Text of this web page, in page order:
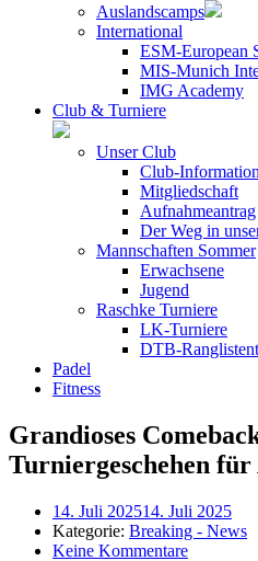
Auslandscamps
International
ESM-European
MIS-Munich
IMG Academy
Club & Turniere
Unser Club
Club-
Mitgliedschaft
Aufnahmeantrag
Der Weg in
Mannschaften Sommer
Erwachsene
Jugend
Raschke Turniere
LK-Turniere
DTB-
Padel
Fitness
Grandioses
Turniergeschehen
14. Juli 202514. Juli 2025
Kategorie: Breaking - News
Keine Kommentare